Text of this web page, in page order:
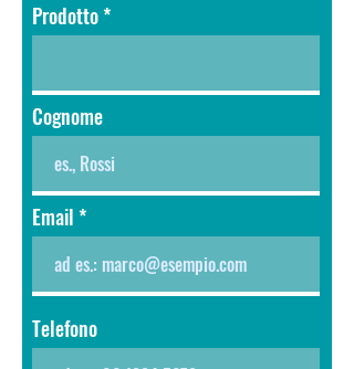
Prodotto
Cognome
Email
Telefono